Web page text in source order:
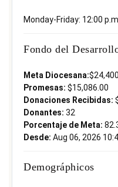
Monday-Friday: 12:00
Fondo del
Meta Diocesana:
Promesas: $15,086.00
Donaciones Recibidas:
Donantes: 32
Porcentaje de Meta:
Desde: Aug 06, 2026
Demográphicos